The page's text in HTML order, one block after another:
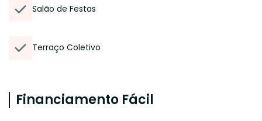
Salão de Festas
Terraço Coletivo
Financiamento Fácil